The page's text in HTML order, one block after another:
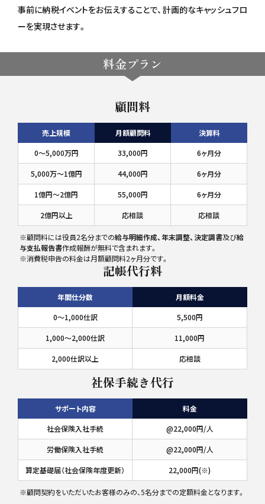
事前に納税イベントをお伝えすることで、計画的なキャッシュフロ
ーを実現させます。
料金プラン
顧問料
売上規模 月額顧問料
決算料
0〜5,000万円
33,000円 6ヶ月分
5,000万〜1億円 44,000円 6ヶ月分
1億円〜2億円 55,000円 6ヶ月分
2億円以上 応相談 応相談
※顧問料には役員2名分までの給与明細作成、年末調整、決定調書及び給
与支払報告書作成報酬が無料で含まれます。
※消費税申告の料金は月額顧問料2ヶ月分です。
記帳代行料
年間仕分数
月額料金
0〜1,000仕訳
5,500円
1,000〜2,000仕訳 11,000円
2,000仕訳以上 応相談
社保手続き代行
サポート内容
料金
社会保険入社手続
@22,000円/人
労働保険入社手続 @22,000円/人
算定基礎届（社会保険年度更新） 22,000円(※)
※顧問契約をいただいたお客様のみの、5名分までの定額料金となります。